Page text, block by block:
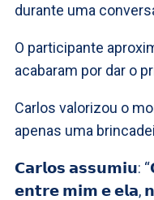
durante uma
O participante
acabaram por dar o
Carlos valorizou o
apenas uma
𝗖𝗮𝗿𝗹𝗼𝘀 𝗮𝘀𝘀𝘂𝗺𝗶𝘂:
𝗲𝗻𝘁𝗿𝗲 𝗺𝗶𝗺 𝗲 𝗲𝗹𝗮,